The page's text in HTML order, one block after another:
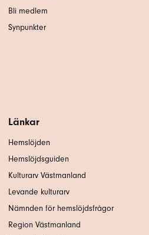
Bli medlem
Synpunkter
Länkar
Hemslöjden
Hemslöjdsguiden
Kulturarv Västmanland
Levande kulturarv
Nämnden för hemslöjdsfrågor
Region Västmanland